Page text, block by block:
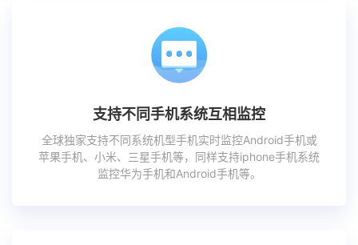
支持不同手机系统互相监控
全球独家支持不同系统机型手机实时监控Android手机或
苹果手机、小米、三星手机等，同样支持iphone手机系统
监控华为手机和Android手机等。